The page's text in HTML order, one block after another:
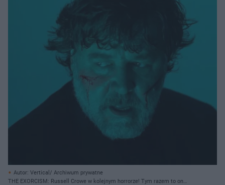
Autor: Vertical/ Archiwum prywatne
THE EXORCISM: Russell Crowe w kolejnym horrorze! Tym razem to on